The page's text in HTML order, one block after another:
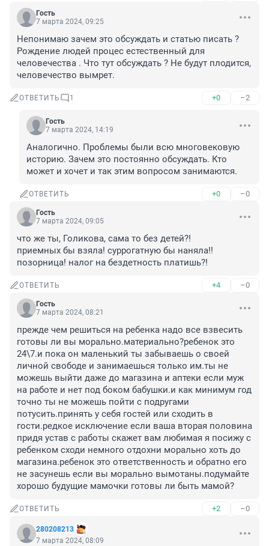
Гость
7 марта 2024, 09:25
Непонимаю зачем это обсуждать и статью писать ?
Рождение людей процес естественный для
человечества . Что тут обсуждать ? Не будут плодится,
человечество вымрет.
ОТВЕТИТЬ 1 +0 –2
Гость
7 марта 2024, 14:19
Аналогично. Проблемы были всю многовековую
историю. Зачем это постоянно обсуждать. Кто
может и хочет и так этим вопросом занимаются.
ОТВЕТИТЬ +0 –0
Гость
7 марта 2024, 09:05
что же ты, Голикова, сама то без детей?!
приемных бы взяла! суррогатную бы наняла!!
позорница! налог на бездетность платишь?!
ОТВЕТИТЬ +4 –0
Гость
7 марта 2024, 08:21
прежде чем решиться на ребенка надо все взвесить
готовы ли вы морально.материально?ребенок это
24\7.и пока он маленький ты забываешь о своей
личной свободе и занимаешься только им.ты не
можешь выйти даже до магазина и аптеки если муж
на работе и нет под боком бабушки.и как минимум год
точно ты не можешь пойти с подругами
потусить.принять у себя гостей или сходить в
гости.редкое исключение если ваша вторая половина
придя устав с работы скажет вам любимая я посижу с
ребенком сходи немного отдохни морально хоть до
магазина.ребенок это ответственность и обратно его
не засунешь если вы морально вымотаны.подумайте
хорошо будущие мамочки готовы ли быть мамой?
ОТВЕТИТЬ +2 –0
280208213
7 марта 2024, 08:09